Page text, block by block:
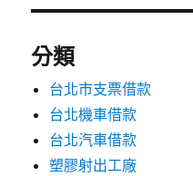
分類
台北市支票借款
台北機車借款
台北汽車借款
塑膠射出工廠